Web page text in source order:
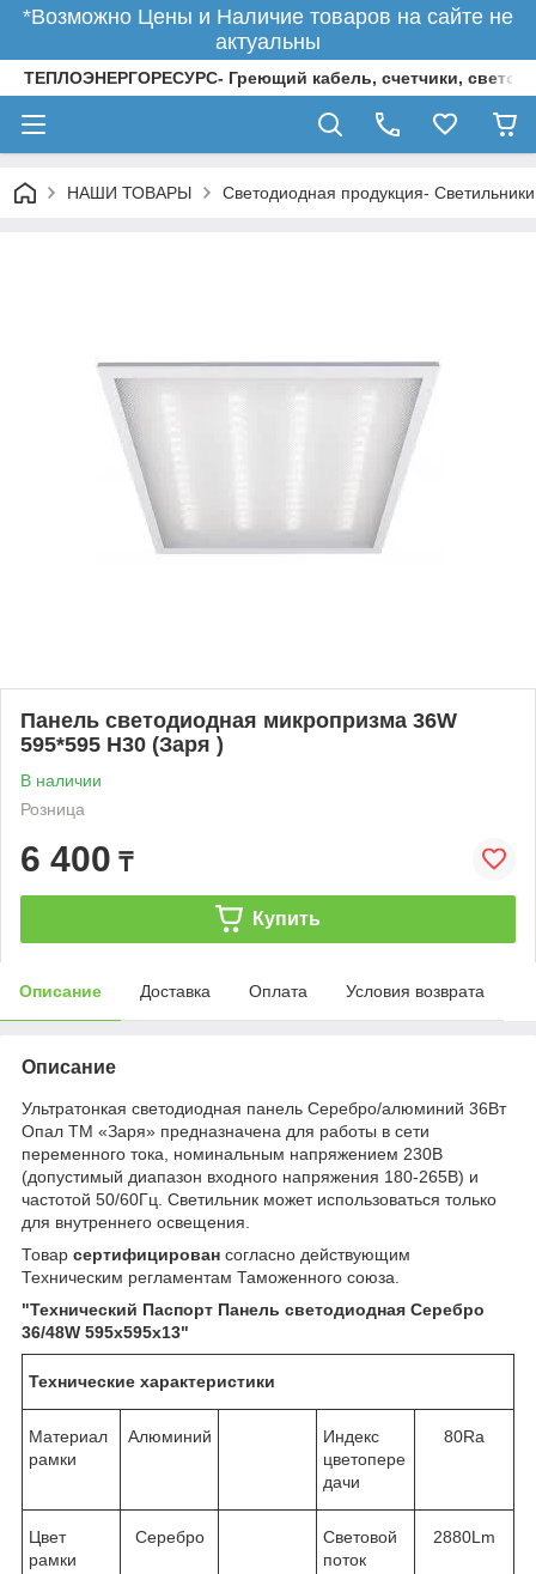
*Возможно Цены и Наличие товаров на сайте не
актуальны
ТЕПЛОЭНЕРГОРЕСУРС- Греющий кабель, счетчики,
НАШИ ТОВАРЫ Светодиодная продукция-
Панель светодиодная микропризма 36W
595*595 H30 (Заря )
В наличии
Розница
6 400 ₸
Купить
Описание Доставка Оплата Условия возврата
Описание
Ультратонкая светодиодная панель Серебро/алюминий 36Вт
Опал ТМ «Заря» предназначена для работы в сети
переменного тока, номинальным напряжением 230В
(допустимый диапазон входного напряжения 180-265В) и
частотой 50/60Гц. Светильник может использоваться только
для внутреннего освещения.
Товар сертифицирован согласно действующим
Техническим регламентам Таможенного союза.
"Технический Паспорт Панель светодиодная Серебро
36/48W 595х595х13"
Технические характеристики
Материал
рамки
Алюминий
Индекс
цветопере
дачи
80Ra
Цвет
рамки
Серебро
Световой
поток
2880Lm